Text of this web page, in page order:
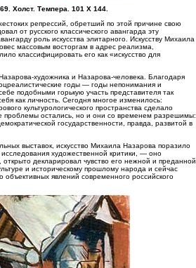
Холст. Темпера. 101 Х 144.
репрессий, обретший по этой причине свою
от русского классического авангарда эту
роль искусства элитарного. Искусству Михаила
массовым восторгам в адрес реализма,
классифицировать его как «искусство для
художника и Назарова-человека. Благодаря
годы — годы непонимания и
подобными горькую участь представителя так
как личность. Сегодня многое изменилось:
культурологического пространства сделало
проблемы остались, но и они со временем разрешимы:
государственности, правда, развитой в
выставок, искусство Михаила Назарова поразило
художественной критики, — оно
декларировал чувство его нежной и преданной
и историческому прошлому народа и сейчас
явлений современного российского